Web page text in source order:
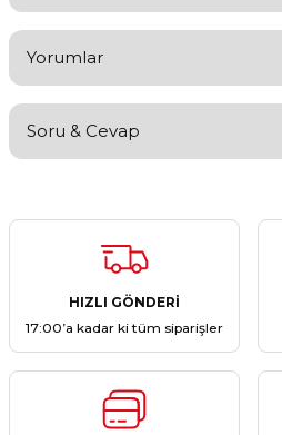
Yorumlar
Yorum Yaz
Soru & Cevap
Ürün hakkında henüz
HIZLI GÖNDERİ
17:00’a kadar ki tüm siparişler